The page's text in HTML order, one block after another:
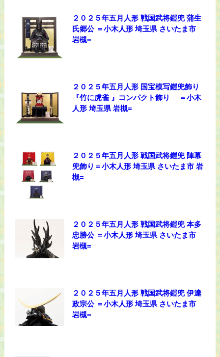
２０２５年五月人形 戦国武将鎧兜 蒲生
氏郷公 ＝小木人形 埼玉県 さいたま市
岩槻=
２０２５年五月人形 国宝模写鎧兜飾り
『竹に虎雀 』コンパクト飾り ＝小木
人形 埼玉県 岩槻=
２０２５年五月人形 戦国武将鎧兜 陣幕
兜飾り＝小木人形 埼玉県 さいたま市 岩
槻=
２０２５年五月人形 戦国武将鎧兜 本多
忠勝公 ＝小木人形 埼玉県 さいたま市
岩槻=
２０２５年五月人形 戦国武将鎧兜 伊達
政宗公 ＝小木人形 埼玉県 さいたま市
岩槻=